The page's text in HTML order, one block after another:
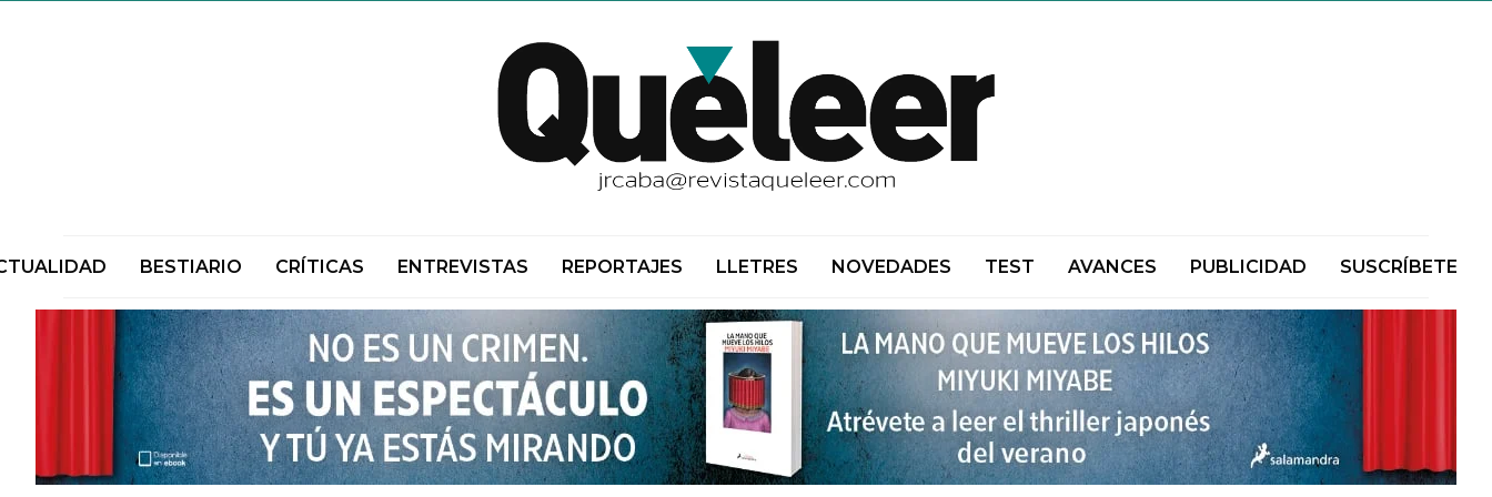
BESTIARIO CRÍTICAS ENTREVISTAS REPORTAJES LLETRES NOVEDADES TEST AVANCES PUBLICIDAD SUSCRÍBETE